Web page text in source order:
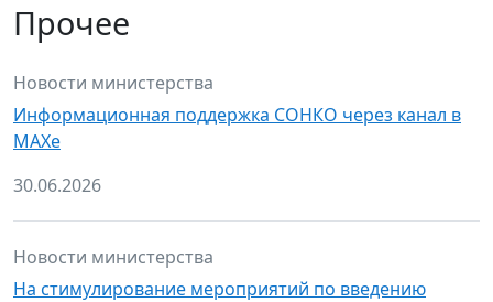
Прочее
Новости министерства
Информационная поддержка СОНКО через канал в
МАХе
30.06.2026
Новости министерства
На стимулирование мероприятий по введению